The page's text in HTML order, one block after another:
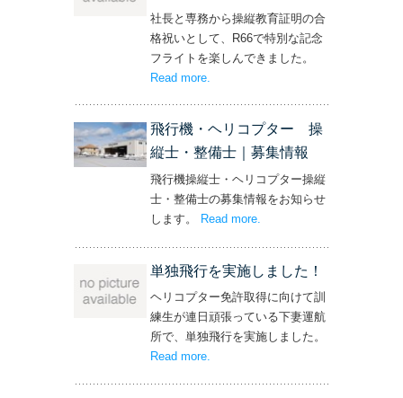
社長と専務から操縦教育証明の合
格祝いとして、R66で特別な記念
フライトを楽しんできました。
Read more
飛行機・ヘリコプター 操
縦士・整備士｜募集情報
飛行機操縦士・ヘリコプター操縦
士・整備士の募集情報をお知らせ
します。
Read more– ‘飛行機・ヘリコプター
.
単独飛行を実施しました！
ヘリコプター免許取得に向けて訓
練生が連日頑張っている下妻運航
所で、単独飛行を実施しました。
Read more– ‘単独飛行を実施しました！’
.